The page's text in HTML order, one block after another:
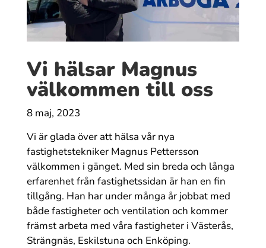
Vi hälsar Magnus
välkommen till oss
8 maj, 2023
Vi är glada över att hälsa vår nya
fastighetstekniker Magnus Pettersson
välkommen i gänget. Med sin breda och långa
erfarenhet från fastighetssidan är han en fin
tillgång. Han har under många år jobbat med
både fastigheter och ventilation och kommer
främst arbeta med våra fastigheter i Västerås,
Strängnäs, Eskilstuna och Enköping.